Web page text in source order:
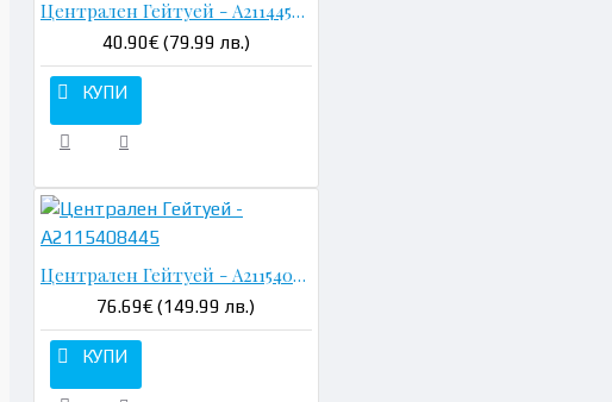
Централен Гейтуей - A2114452500
40.90€ (79.99 лв.)
КУПИ
Централен Гейтуей - A2115408445
76.69€ (149.99 лв.)
КУПИ